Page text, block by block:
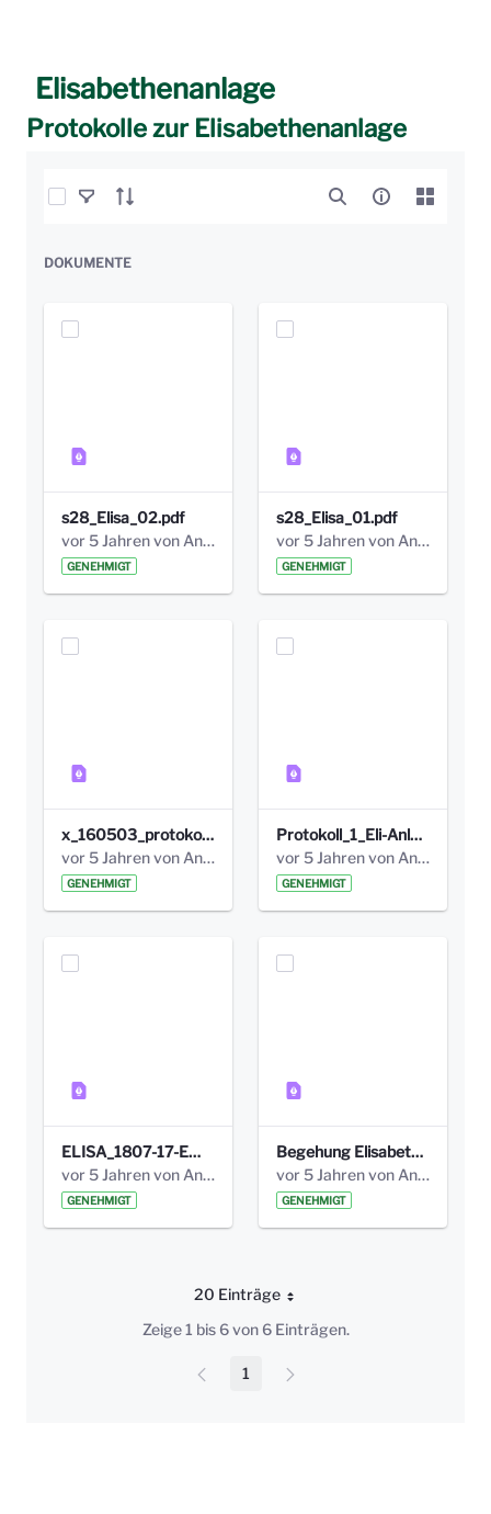
Elisabethenanlage
Protokolle zur Elisabethenanlage
Elemente auswählen
DOKUMENTE
s28_Elisa_02.pdf
vor 5 Jahren von Anni Schlumberger
GENEHMIGT
s28_Elisa_01.pdf
vor 5 Jahren von Anni Schlumberger
GENEHMIGT
x_160503_protokoll_infoabend.pdf
vor 5 Jahren von Anni Schlumberger
GENEHMIGT
Protokoll_1_Eli-Anlage_final.pdf
vor 5 Jahren von Anni Schlumberger
GENEHMIGT
ELISA_1807-17-EW_BEZIRK-kl_compressed.pdf
vor 5 Jahren von Anni Schlumberger
GENEHMIGT
Begehung Elisabethenanlage 1.8.17_Protokoll .pdf
vor 5 Jahren von Anni Schlumberger
GENEHMIGT
20 Einträge
Pro Seite
Zeige 1 bis 6 von 6 Einträgen.
Seite
1